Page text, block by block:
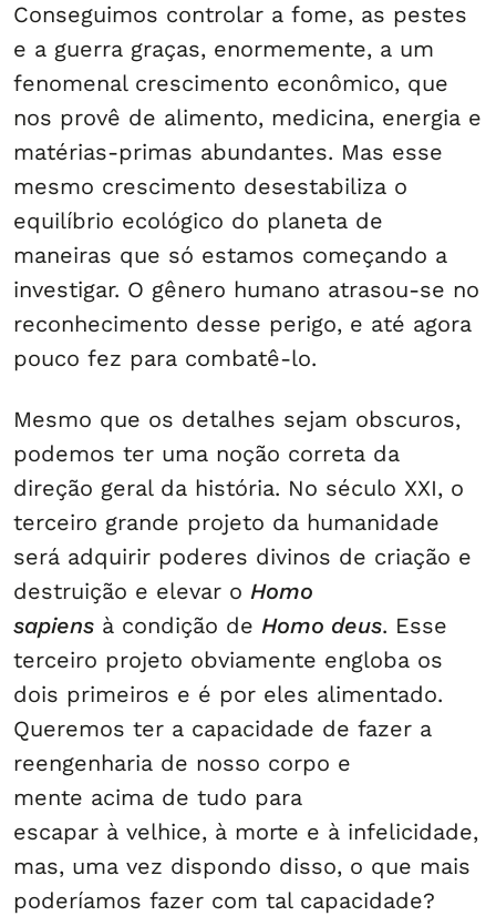
Conseguimos controlar a fome, as pestes
e a guerra graças, enormemente, a um
fenomenal crescimento econômico, que
nos provê de alimento, medicina, energia e
matérias-primas abundantes. Mas esse
mesmo crescimento desestabiliza o
equilíbrio ecológico do planeta de
maneiras que só estamos começando a
investigar. O gênero humano atrasou-se no
reconhecimento desse perigo, e até agora
pouco fez para combatê-lo.
Mesmo que os detalhes sejam obscuros,
podemos ter uma noção correta da
direção geral da história. No século XXI, o
terceiro grande projeto da humanidade
será adquirir poderes divinos de criação e
destruição e elevar o Homo
sapiens à condição de Homo deus. Esse
terceiro projeto obviamente engloba os
dois primeiros e é por eles alimentado.
Queremos ter a capacidade de fazer a
reengenharia de nosso corpo e
mente acima de tudo para
escapar à velhice, à morte e à infelicidade,
mas, uma vez dispondo disso, o que mais
poderíamos fazer com tal capacidade?